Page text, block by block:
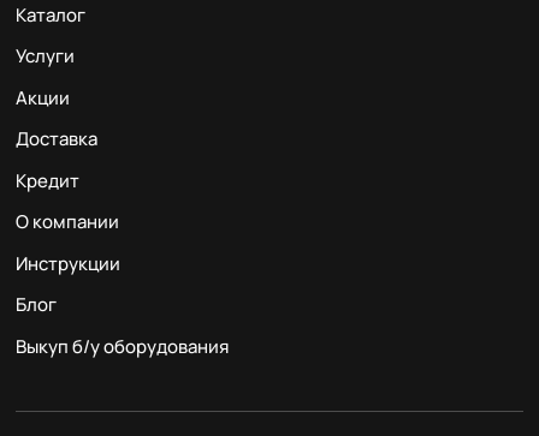
Каталог
Услуги
Акции
Доставка
Кредит
О компании
Инструкции
Блог
Выкуп б/у оборудования